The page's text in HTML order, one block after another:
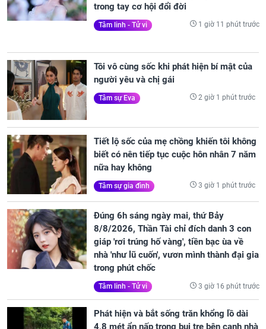
trong tay cơ hội đổi đời
Tâm linh - Tử vi 1 giờ 11 phút trước
Tôi vô cùng sốc khi phát hiện bí mật của
người yêu và chị gái
Tâm sự Eva 2 giờ 1 phút trước
Tiết lộ sốc của mẹ chồng khiến tôi không
biết có nên tiếp tục cuộc hôn nhân 7 năm
nữa hay không
Tâm sự gia đình 3 giờ 1 phút trước
Đúng 6h sáng ngày mai, thứ Bảy
8/8/2026, Thần Tài chỉ đích danh 3 con
giáp 'rơi trúng hố vàng', tiền bạc ùa về
nhà 'như lũ cuốn', vươn mình thành đại gia
trong phút chốc
Tâm linh - Tử vi 3 giờ 16 phút trước
Phát hiện và bắt sống trăn khổng lồ dài
4,8 mét ẩn nấp trong bụi tre bên cạnh nhà